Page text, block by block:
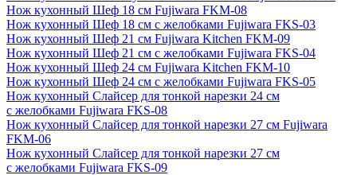
Нож кухонный Шеф 18 см Fujiwara FKM-08
Нож кухонный Шеф 18 см с желобками Fujiwara FKS-03
Нож кухонный Шеф 21 см Fujiwara Kitchen FKM-09
Нож кухонный Шеф 21 см с желобками Fujiwara FKS-04
Нож кухонный Шеф 24 см Fujiwara Kitchen FKM-10
Нож кухонный Шеф 24 см с желобками Fujiwara FKS-05
Нож кухонный Слайсер для тонкой нарезки 24 см
с желобками Fujiwara FKS-08
Нож кухонный Слайсер для тонкой нарезки 27 см Fujiwara
FKM-06
Нож кухонный Слайсер для тонкой нарезки 27 см
с желобками Fujiwara FKS-09